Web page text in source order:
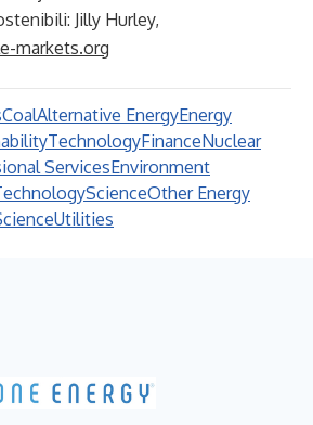
Jilly Hurley,
markets.org
CoalAlternative EnergyEnergy
TechnologyFinanceNuclear
ServicesEnvironment
ScienceOther Energy
Utilities